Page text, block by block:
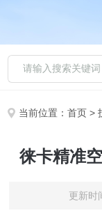
当前位置：首页 >
徕卡精准
更新